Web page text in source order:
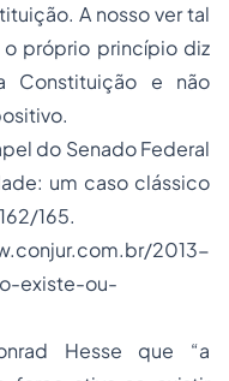
A nosso ver tal
próprio princípio diz
Constituição e não
do Senado Federal
um caso clássico
165.
2013-
existe-ou-
Hesse que “a